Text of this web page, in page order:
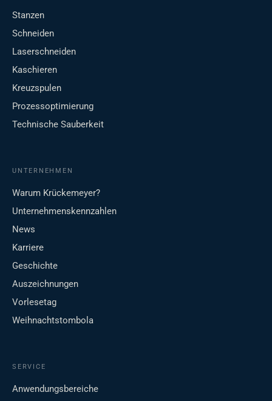
Stanzen
Schneiden
Laserschneiden
Kaschieren
Kreuzspulen
Prozessoptimierung
Technische Sauberkeit
UNTERNEHMEN
Warum Krückemeyer?
Unternehmenskennzahlen
News
Karriere
Geschichte
Auszeichnungen
Vorlesetag
Weihnachtstombola
SERVICE
Anwendungsbereiche